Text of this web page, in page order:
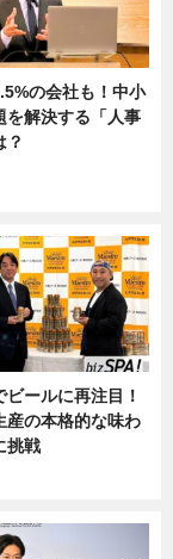
の会社も！中小
を解決する「人事
？
ビールに再注目！
産の本格的な味わ
挑戦